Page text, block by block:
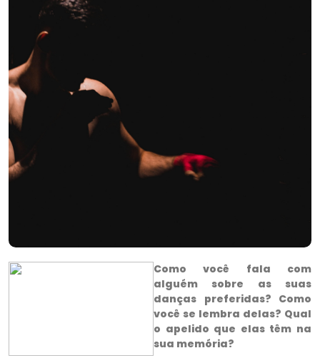
Como você fala com
alguém sobre as suas
danças preferidas? Como
você se lembra delas? Qual
o apelido que elas têm na
sua memória?